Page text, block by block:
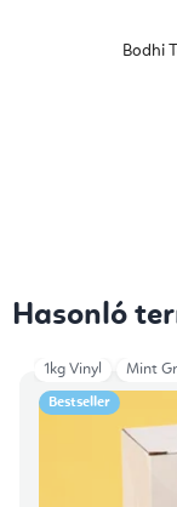
Bodhi
Hasonló
Bestseller
1kg Vinyl Mint